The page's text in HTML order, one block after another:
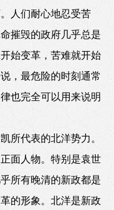
人们耐心地忍受苦
摧毁的政府几乎总是
始变革，苦难就开始
，最危险的时刻通常
也完全可以用来说明
所代表的北洋势力。
面人物。特别是袁世
所有晚清的新政都是
的形象。北洋是新政